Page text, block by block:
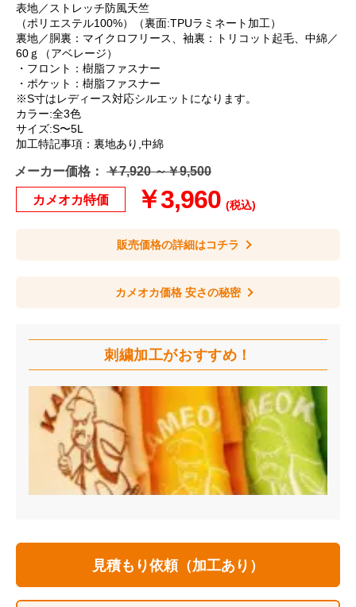
表地／ストレッチ防風天竺
（ポリエステル100%）（裏面:TPUラミネート加工）
裏地／胴裏：マイクロフリース、袖裏：トリコット起毛、中綿／
60ｇ（アベレージ）
・フロント：樹脂ファスナー
・ポケット：樹脂ファスナー
※S寸はレディース対応シルエットになります。
カラー:全3色
サイズ:S〜5L
加工特記事項：裏地あり,中綿
メーカー価格： ￥7,920 ～￥9,500
カメオカ特価 ￥3,960 (税込)
販売価格の詳細はコチラ
カメオカ価格 安さの秘密
刺繍加工がおすすめ！
見積もり依頼（加工あり）